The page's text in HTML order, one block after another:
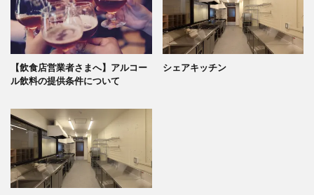
【飲食店営業者さまへ】アルコー
ル飲料の提供条件について
シェアキッチン